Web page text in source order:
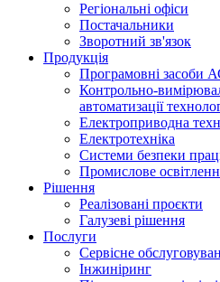
Регіональні офіси
Постачальники
Зворотний зв'язок
Продукція
Програмовні засоби
Контрольно-
автоматизації
Електроприводна
Електротехніка
Системи безпеки
Промислове
Рішення
Реалізовані проєкти
Галузеві рішення
Послуги
Сервісне
Інжиніринг